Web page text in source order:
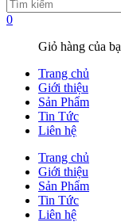
0
Giỏ hàng của
Trang chủ
Giới thiệu
Sản Phẩm
Tin Tức
Liên hệ
Trang chủ
Giới thiệu
Sản Phẩm
Tin Tức
Liên hệ